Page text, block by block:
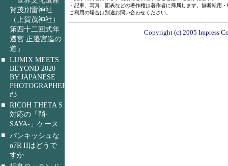
賀茂別雷神社
（上賀茂神社）
第四十二回式年
遷宮 正遷宮迄の
道」
■ LUMIX MEETS
BEYOND 2020
BY JAPANESE
PHOTOGRAPHERS
#3
■ RICOH THETA S
対応の「鞘-
SAYA-」ケース
■ パンキッシュな
α7R IIはどうで
すか
・記事、写真、図表などの著作権は著作者に帰属します。無断転用
ご利用の場合は別途お問い合わせください。
Copyright (c) 2005 Impress